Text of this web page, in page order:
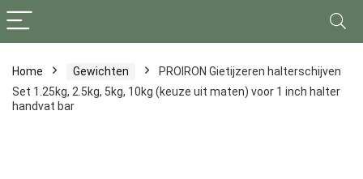
Home Gewichten
PROIRON Gietijzeren halterschijven
Set 1.25kg, 2.5kg, 5kg, 10kg (keuze uit maten) voor 1 inch halter
handvat bar